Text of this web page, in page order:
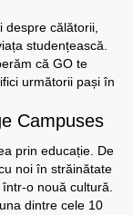
călătorii,
studențească.
că GO te
următorii pași în
Campuses
prin educație. De
noi în străinătate
o nouă cultură.
dintre cele 10